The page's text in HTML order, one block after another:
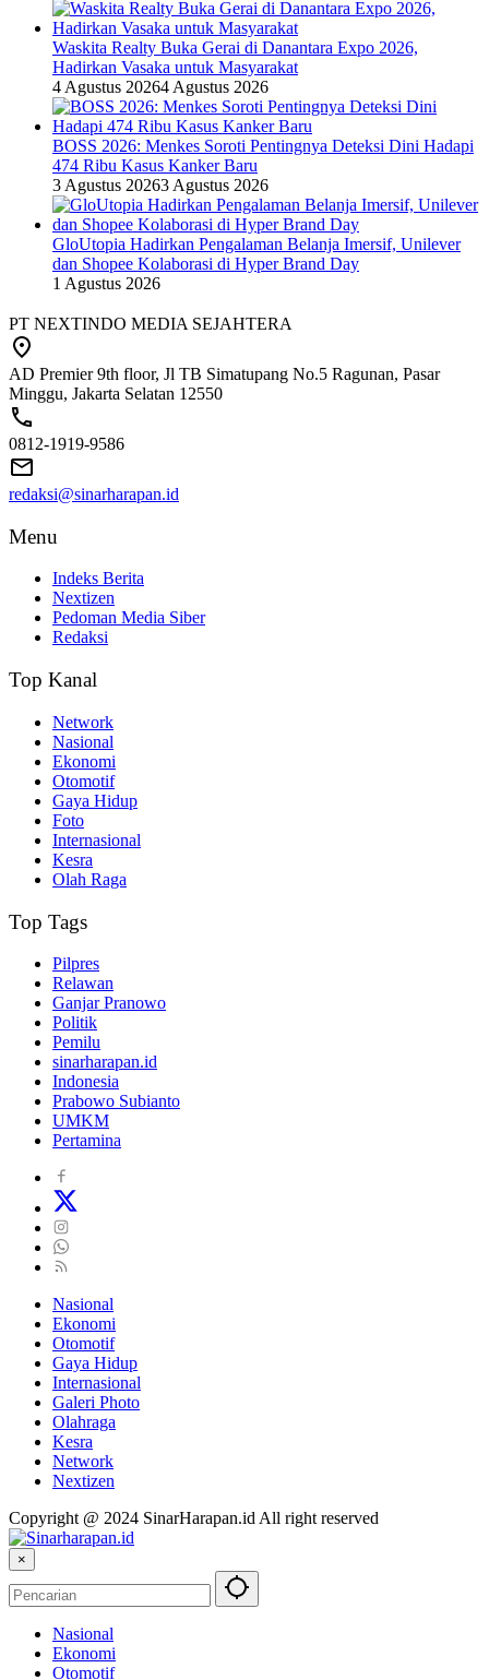
Waskita Realty Buka Gerai di Danantara Expo 2026,
Hadirkan Vasaka untuk Masyarakat
4 Agustus 20264 Agustus 2026
BOSS 2026: Menkes Soroti Pentingnya Deteksi Dini Hadapi
474 Ribu Kasus Kanker Baru
3 Agustus 20263 Agustus 2026
GloUtopia Hadirkan Pengalaman Belanja Imersif, Unilever
dan Shopee Kolaborasi di Hyper Brand Day
1 Agustus 2026
PT NEXTINDO MEDIA SEJAHTERA
AD Premier 9th floor, Jl TB Simatupang No.5 Ragunan, Pasar
Minggu, Jakarta Selatan 12550
0812-1919-9586
redaksi@sinarharapan.id
Menu
Indeks Berita
Nextizen
Pedoman Media Siber
Redaksi
Top Kanal
Network
Nasional
Ekonomi
Otomotif
Gaya Hidup
Foto
Internasional
Kesra
Olah Raga
Top Tags
Pilpres
Relawan
Ganjar Pranowo
Politik
Pemilu
sinarharapan.id
Indonesia
Prabowo Subianto
UMKM
Pertamina
Nasional
Ekonomi
Otomotif
Gaya Hidup
Internasional
Galeri Photo
Olahraga
Kesra
Network
Nextizen
Copyright @ 2024 SinarHarapan.id All right reserved
×
Nasional
Ekonomi
Otomotif